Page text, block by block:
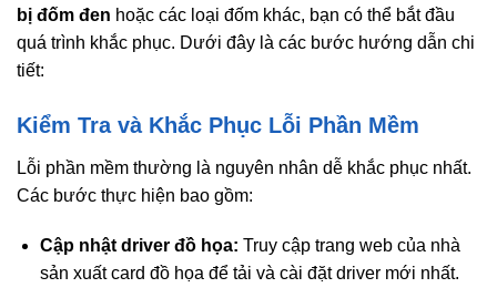
bị đốm đen hoặc các loại đốm khác, bạn có thể bắt đầu
quá trình khắc phục. Dưới đây là các bước hướng dẫn chi
tiết:
Kiểm Tra và Khắc Phục Lỗi Phần Mềm
Lỗi phần mềm thường là nguyên nhân dễ khắc phục nhất.
Các bước thực hiện bao gồm:
Cập nhật driver đồ họa: Truy cập trang web của nhà
sản xuất card đồ họa để tải và cài đặt driver mới nhất.